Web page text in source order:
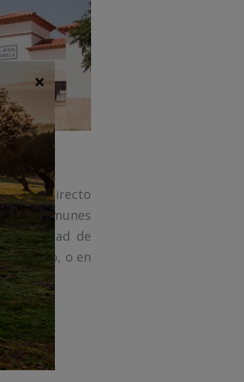
directo
comunes
la ciudad de
verano, o en
×